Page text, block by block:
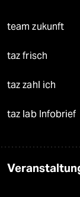
team zukunft
taz frisch
taz zahl ich
taz lab Infobrief